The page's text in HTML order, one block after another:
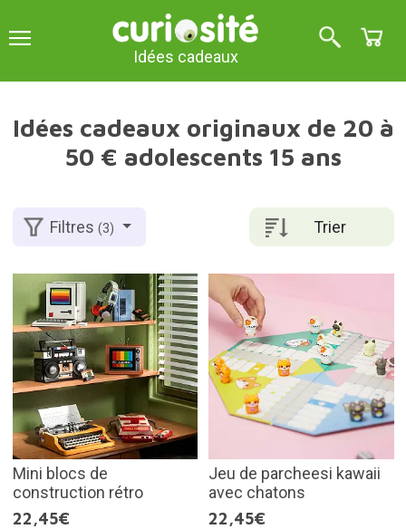
Idées cadeaux
Idées cadeaux originaux de 20 à
50 € adolescents 15 ans
Trier
Filtres(3)
Mini blocs de
construction rétro
22,45€
Jeu de parcheesi kawaii
avec chatons
22,45€